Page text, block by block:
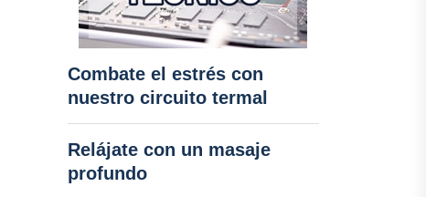
Combate el estrés con
nuestro circuito termal
Relájate con un masaje
profundo